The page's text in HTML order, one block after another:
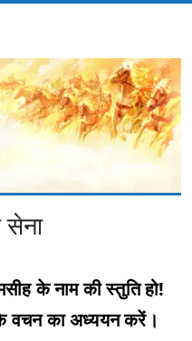
सेना
के नाम की स्तुति हो!
वचन का अध्ययन करें।